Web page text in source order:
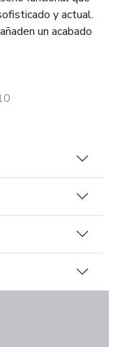
y actual.
un acabado